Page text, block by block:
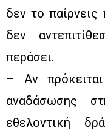
δεν το
δεν
περάσει.
– Αν
αναδάσωσης
εθελοντική